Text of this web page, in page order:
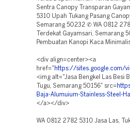
Sentra Canopy Transparan
5310 Upah Tukang Pasang
Semarang 50232 ✆ WA 0812
Terdekat Gayamsari,
Pembuatan Kanopi Kaca
<div align=center><a
href=" https://sites.google.com/
<img alt="Jasa Bengkel Las Besi
Tugu, Semarang 50156" src=
Baja-Alumuium-Stainless-Steel-
</a></div>
WA 0812 2782 5310 Jasa Las,